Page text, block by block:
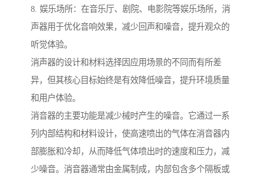
8. 娱乐场所：在音乐厅、剧院、电影院等娱乐场所，消
声器用于优化音响效果，减少回声和噪音，提升观众的
听觉体验。
消声器的设计和材料选择因应用场景的不同而有所差
异，但其核心目标始终是有效降低噪音，提升环境质量
和用户体验。
消音器的主要功能是减少械时产生的噪音。它通过一系
列内部结构和材料设计，使高速喷出的气体在消音器内
部膨胀和冷却，从而降低气体喷出时的速度和压力，减
少噪音。消音器通常由金属制成，内部包含多个隔板或